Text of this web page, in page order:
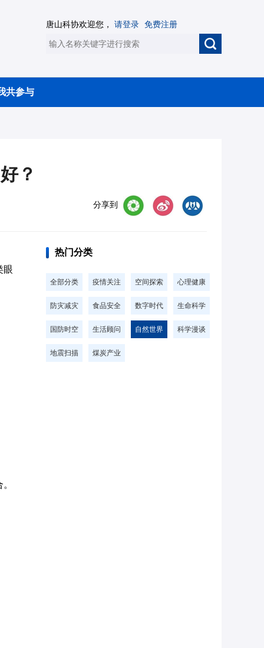
唐山科协欢迎您， 请登录 免费注册
共参与
？
分享到
眼
热门分类
全部分类 疫情关注 空间探索 心理健康
防灾减灾 食品安全 数字时代 生命科学
国防时空 生活顾问 自然世界 科学漫谈
地震扫描 煤炭产业